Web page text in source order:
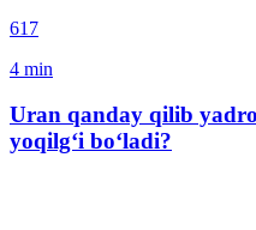
617
4 min
Uran qanday qilib
yoqilg‘i bo‘ladi?